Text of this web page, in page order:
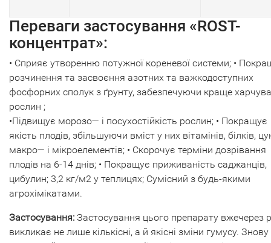
Переваги застосування «ROST-
концентрат»:
• Сприяє утворенню потужної кореневої системи; •
розчинення та засвоєння азотних та важкодоступних
фосфорних сполук з ґрунту, забезпечуючи краще
рослин ;
•Підвищує морозо— і посухостійкість рослин; • Покращує
якість плодів, збільшуючи вміст у них вітамінів, білків,
макро— і мікроелементів; • Скорочує терміни дозрівання
плодів на 6-14 днів; • Покращує приживаність саджанців,
цибулин; 3,2 кг/м2 у теплицях; Сумісний з будь-якими
агрохімікатами.
Застосування: Застосування цього препарату вжечерез
викликає не лише кількісні, а й якісні зміни гумусу. Знову